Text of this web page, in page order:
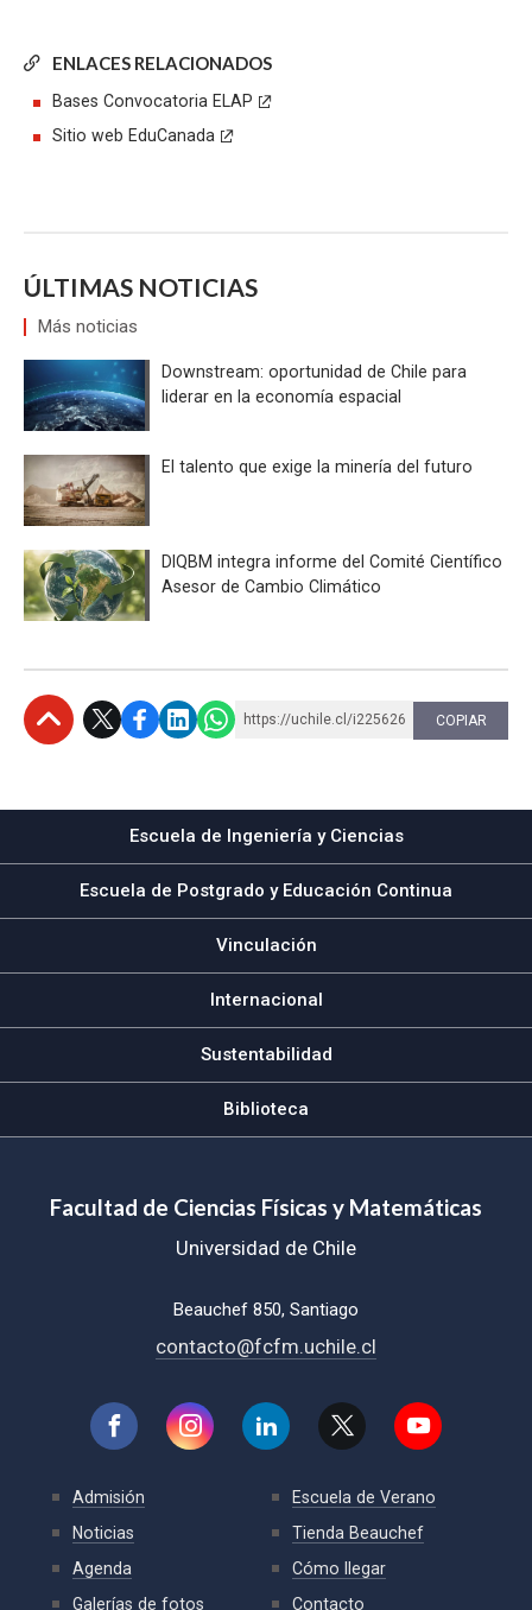
ENLACES RELACIONADOS
Bases Convocatoria ELAP
Sitio web EduCanada
ÚLTIMAS NOTICIAS
Más noticias
Downstream: oportunidad de Chile para
liderar en la economía espacial
El talento que exige la minería del futuro
DIQBM integra informe del Comité Científico
Asesor de Cambio Climático
https://uchile.cl/i225626 COPIAR
Escuela de Ingeniería y Ciencias
Escuela de Postgrado y Educación Continua
Vinculación
Internacional
Sustentabilidad
Biblioteca
Facultad de Ciencias Físicas y Matemáticas
Universidad de Chile
Beauchef 850, Santiago
contacto@fcfm.uchile.cl
Admisión
Noticias
Agenda
Galerías de fotos
Escuela de Verano
Tienda Beauchef
Cómo llegar
Contacto